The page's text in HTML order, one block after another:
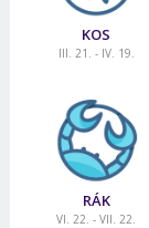
KOS
III. 21. - IV. 19.
RÁK
VI. 22. - VII. 22.